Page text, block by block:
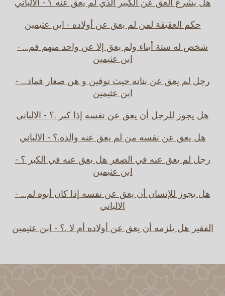
حكم العقيقة لمن لم يعق عن أولاده - ابن عثيمين
شخص له ستة أبناء ولم يعق إلا عن واحد منهم فم... -
ابن عثيمين
رجل لم يعق عن بناته حيث توفين و هن صغار فماذ... -
ابن عثيمين
هل يجوز للرجل أن يعق عن نفسه إذا كبر .؟ - الالباني
هل يعق عن نفسه من لم يعق عنه والده.؟ - الالباني
رجل لم يعق عنه في الصغر هل يعق عنه في الكبر ؟ -
ابن عثيمين
هل يجوز للإنسان أن يعق عن نفسه إذا كان أبوه لم... -
الالباني
الفقير هل يلزمه أن يعق عن أولاده أم لا .؟ - ابن عثيمين